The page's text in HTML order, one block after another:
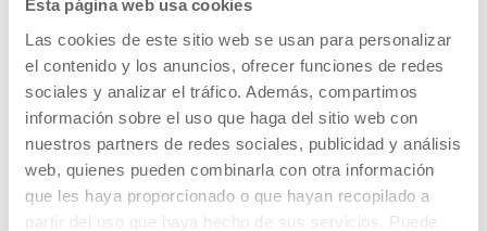
Esta página web usa cookies
Las cookies de este sitio web se usan para personalizar
el contenido y los anuncios, ofrecer funciones de redes
sociales y analizar el tráfico. Además, compartimos
información sobre el uso que haga del sitio web con
nuestros partners de redes sociales, publicidad y análisis
web, quienes pueden combinarla con otra información
que les haya proporcionado o que hayan recopilado a
partir del uso que haya hecho de sus servicios. Puede
algoritmos? Karlos G. Liberal
VER TODOS